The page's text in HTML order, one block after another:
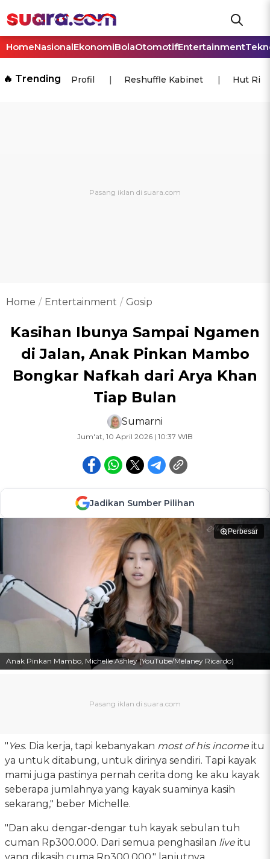
HomeNasionalEkonomiBolaOtomotifEntertainment
🔥 Trending Profil Reshuffle Kabinet Hut Ri
Home Entertainment Gosip
Kasihan Ibunya Sampai Ngamen
di Jalan, Anak Pinkan Mambo
Bongkar Nafkah dari Arya Khan
Tiap Bulan
Sumarni
Jum'at, 10 April 2026 | 10:37 WIB
Jadikan Sumber Pilihan
Perbesar
Anak Pinkan Mambo, Michelle Ashley (YouTube/Melaney Ricardo)
" Yes. Dia kerja, tapi kebanyakan most of his income itu
ya untuk ditabung, untuk dirinya sendiri. Tapi kayak
mami juga pastinya pernah cerita dong ke aku kayak
seberapa jumlahnya yang kayak suaminya kasih
sekarang," beber Michelle.
"Dan aku dengar-dengar tuh kayak sebulan tuh
cuman Rp300.000. Dari semua penghasilan live itu